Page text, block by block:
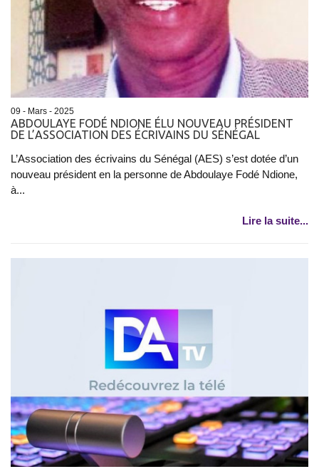
09 - Mars - 2025
ABDOULAYE FODÉ NDIONE ÉLU NOUVEAU PRÉSIDENT
DE L’ASSOCIATION DES ÉCRIVAINS DU SÉNÉGAL
L’Association des écrivains du Sénégal (AES) s’est dotée d’un
nouveau président en la personne de Abdoulaye Fodé Ndione,
à...
Lire la suite...